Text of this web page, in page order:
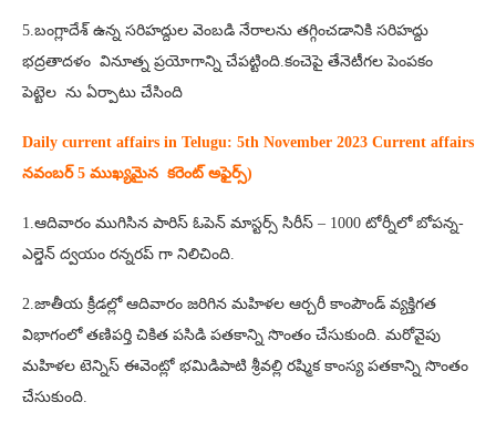
5.బంగ్లాదేశ్ ఉన్న సరిహద్దుల వెంబడి నేరాలను తగ్గించడానికి సరిహద్దు
భద్రతాదళం వినూత్న ప్రయోగాన్ని చేపట్టింది.కంచెపై తేనెటీగల పెంపకం
పెట్టెల ను ఏర్పాటు చేసింది
Daily current affairs in Telugu: 5th November 2023 Current affairs
నవంబర్ 5 ముఖ్యమైన కరెంట్ అఫైర్స్‌)
1.ఆదివారం ముగిసిన పారిస్ ఓపెన్ మాస్టర్స్ సిరీస్ – 1000 టోర్నీలో బోపన్న-
ఎల్డెన్ ద్వయం రన్నరప్ గా నిలిచింది.
2.జాతీయ క్రీడల్లో ఆదివారం జరిగిన మహిళల ఆర్చరీ కాంపౌండ్ వ్యక్తిగత
విభాగంలో తణిపర్తి చికిత పసిడి పతకాన్ని సొంతం చేసుకుంది. మరోవైపు
మహిళల టెన్నిస్ ఈవెంట్లో భమిడిపాటి శ్రీవల్లి రష్మిక కాంస్య పతకాన్ని సొంతం
చేసుకుంది.